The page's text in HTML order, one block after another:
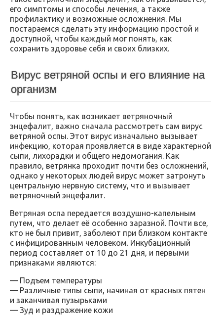
его симптомы и способы лечения, а также
профилактику и возможные осложнения. Мы
постараемся сделать эту информацию простой и
доступной, чтобы каждый мог понять, как
сохранить здоровье себя и своих близких.
Вирус ветряной оспы и его влияние на
организм
Чтобы понять, как возникает ветряночный
энцефалит, важно сначала рассмотреть сам вирус
ветряной оспы. Этот вирус изначально вызывает
инфекцию, которая проявляется в виде характерной
сыпи, лихорадки и общего недомогания. Как
правило, ветрянка проходит почти без осложнений,
однако у некоторых людей вирус может затронуть
центральную нервную систему, что и вызывает
ветряночный энцефалит.
Ветряная оспа передается воздушно-капельным
путем, что делает её особенно заразной. Почти все,
кто не был привит, заболеют при близком контакте
с инфицированным человеком. Инкубационный
период составляет от 10 до 21 дня, и первыми
признаками являются:
— Подъем температуры
— Различные типы сыпи, начиная от красных пятен
и заканчивая пузырьками
— Зуд и раздражение кожи